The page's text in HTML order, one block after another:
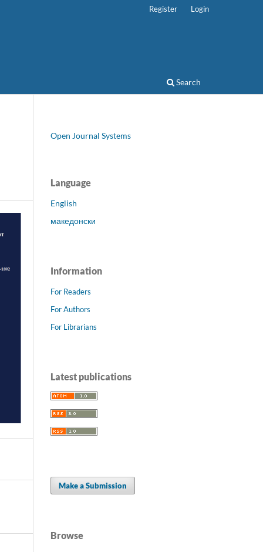
Search
Register Login
Open Journal Systems
Language
English
македонски
Information
For Readers
For Authors
For Librarians
Latest publications
Make a Submission
Browse